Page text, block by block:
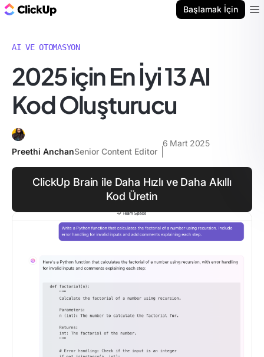
Başlamak İçin
AI VE OTOMASYON
2025 için En İyi 13 AI
Kod Oluşturucu
Preethi AnchanSenior Content Editor
6 Mart 2025
ClickUp Brain ile Daha Hızlı ve Daha Akıllı
Kod Üretin